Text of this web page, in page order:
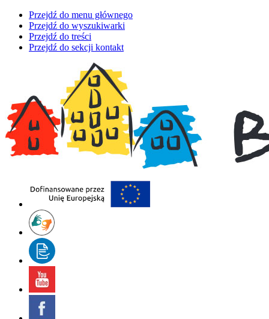
Przejdź do menu głównego
Przejdź do wyszukiwarki
Przejdź do treści
Przejdź do sekcji kontakt